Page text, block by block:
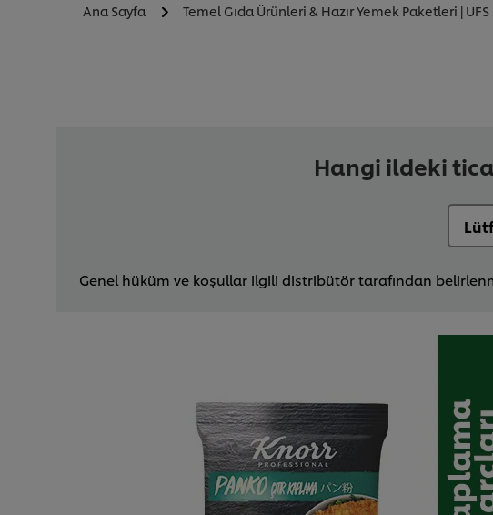
Ana Sayfa Temel Gıda Ürünleri & Hazır Yemek Paketleri | UFS
Hangi ildeki
Genel hüküm ve koşullar ilgili distribütör tarafından